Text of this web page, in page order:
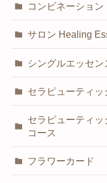
コンビネーショ
サロン Healing
シングルエッセン
セラピューティ
セラピューティ
コース
フラワーカード